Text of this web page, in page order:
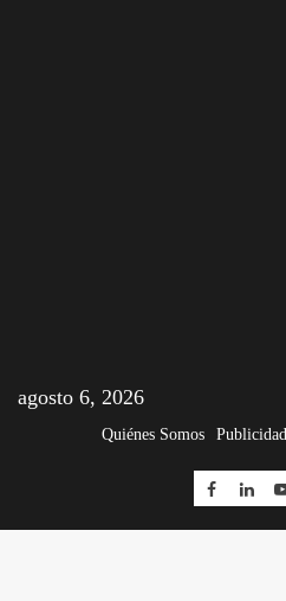
agosto 6, 2026
Quiénes Somos Publicidad